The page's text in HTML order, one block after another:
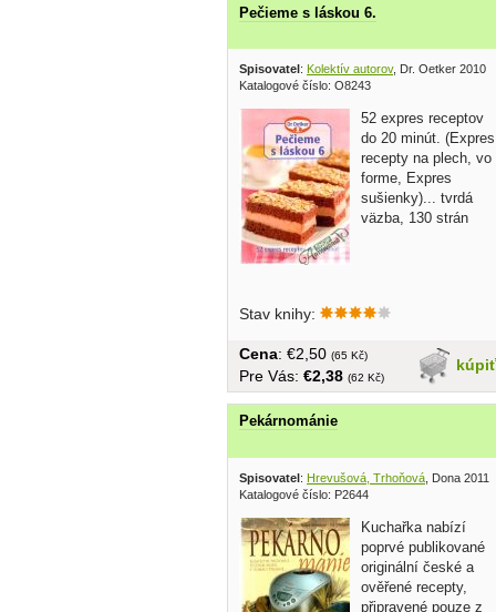
Pečieme s láskou 6.
Spisovatel : Kolektív autorov, Dr. Oetker 2010
Katalogové číslo: O8243
52 expres receptov
do 20 minút. (Expres
recepty na plech, vo
forme, Expres
sušienky)... tvrdá
väzba, 130 strán
Stav knihy:
kúpiť
Cena: €2,50 (65 Kč)
Pre Vás: €2,38 (62 Kč)
Pekárnománie
Spisovatel: Hrevušová, Trhoňová , Dona 2011
Katalogové číslo: P2644
Kuchařka nabízí
poprvé publikované
originální české a
ověřené recepty,
připravené pouze z